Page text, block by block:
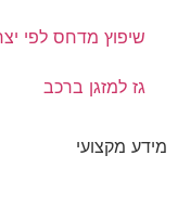
שיפוץ מדחס לפי יצרן
גז למזגן ברכב
מידע מקצועי